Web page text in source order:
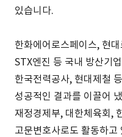
있습니다.
한화에어로스페이스, 현
STX엔진 등 국내 방산기
한국전력공사, 현대제철
성공적인 결과를 이끌어
재정경제부, 대한체육회,
고문변호사로도 활동하고